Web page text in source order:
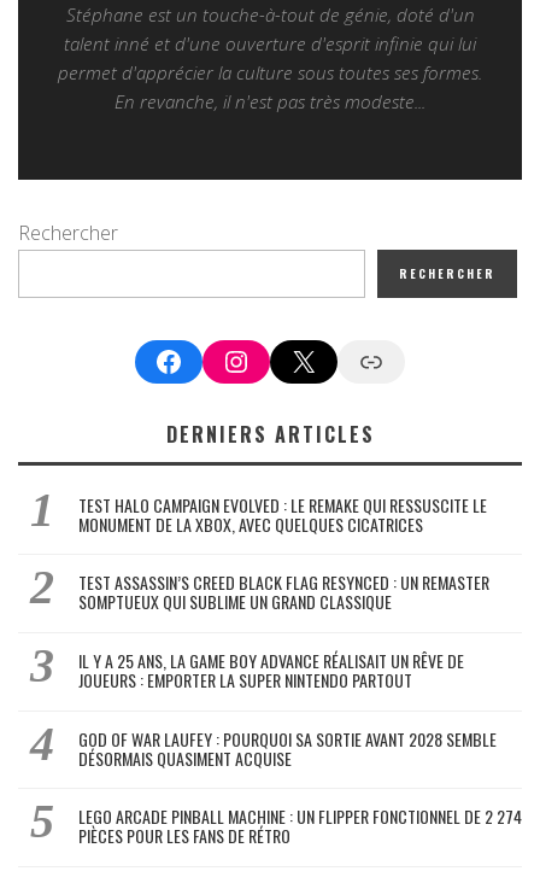
Stéphane est un touche-à-tout de génie, doté d'un
talent inné et d'une ouverture d'esprit infinie qui lui
permet d'apprécier la culture sous toutes ses formes.
En revanche, il n'est pas très modeste...
Rechercher
RECHERCHER
FacebookInstagram
X Google News
DERNIERS ARTICLES
TEST HALO CAMPAIGN EVOLVED : LE REMAKE QUI RESSUSCITE LE
MONUMENT DE LA XBOX, AVEC QUELQUES CICATRICES
TEST ASSASSIN’S CREED BLACK FLAG RESYNCED : UN REMASTER
SOMPTUEUX QUI SUBLIME UN GRAND CLASSIQUE
IL Y A 25 ANS, LA GAME BOY ADVANCE RÉALISAIT UN RÊVE DE
JOUEURS : EMPORTER LA SUPER NINTENDO PARTOUT
GOD OF WAR LAUFEY : POURQUOI SA SORTIE AVANT 2028 SEMBLE
DÉSORMAIS QUASIMENT ACQUISE
LEGO ARCADE PINBALL MACHINE : UN FLIPPER FONCTIONNEL DE 2 274
PIÈCES POUR LES FANS DE RÉTRO